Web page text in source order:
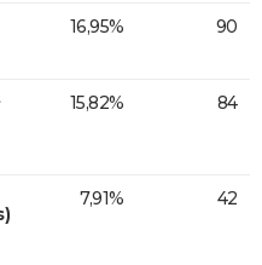
16,95% 90
15,82% 84
7,91% 42